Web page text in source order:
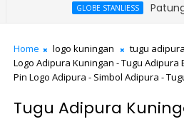
Patung Globe
Home logo kuningan tugu adipura
Logo Adipura Kuningan - Tugu Adipura
Pin Logo Adipura - Simbol Adipura -
Tugu Adipura